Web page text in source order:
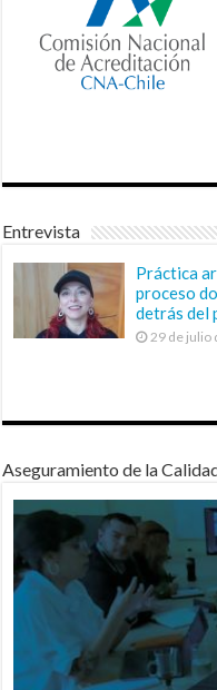
Entrevista
Práctica
proceso
detrás del
29 de julio
Aseguramiento de la